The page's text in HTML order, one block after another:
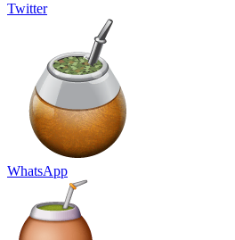
Twitter
WhatsApp